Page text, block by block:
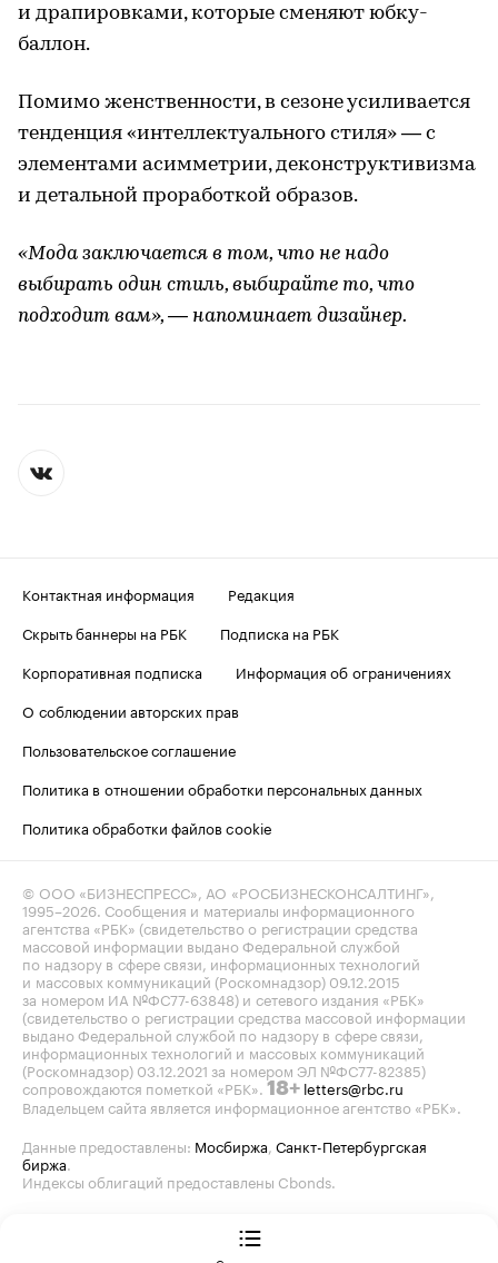
и драпировками, которые сменяют юбку-
баллон.
Помимо женственности, в сезоне усиливается
тенденция «интеллектуального стиля» — с
элементами асимметрии, деконструктивизма
и детальной проработкой образов.
«Мода заключается в том, что не надо
выбирать один стиль, выбирайте то, что
подходит вам», — напоминает дизайнер.
Контактная информация
Редакция
Скрыть баннеры на РБК
Подписка на РБК
Корпоративная подписка
Информация об ограничениях
О соблюдении авторских прав
Пользовательское соглашение
Политика в отношении обработки персональных данных
Политика обработки файлов cookie
© ООО «БИЗНЕСПРЕСС», АО «РОСБИЗНЕСКОНСАЛТИНГ»,
1995–2026 . Сообщения и материалы информационного
агентства «РБК» (свидетельство о регистрации средства
массовой информации выдано Федеральной службой
по надзору в сфере связи, информационных технологий
и массовых коммуникаций (Роскомнадзор) 09.12.2015
за номером ИА №ФС77-63848) и сетевого издания «РБК»
(свидетельство о регистрации средства массовой информации
выдано Федеральной службой по надзору в сфере связи,
информационных технологий и массовых коммуникаций
(Роскомнадзор) 03.12.2021 за номером ЭЛ №ФС77-82385)
сопровождаются пометкой «РБК». 18+ letters@rbc.ru
Владельцем сайта является информационное агентство «РБК».
Данные предоставлены: Мосбиржа Санкт-Петербургская
биржа
Индексы облигаций предоставлены Cbonds.